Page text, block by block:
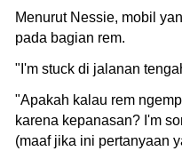
Menurut Nessie, mobil
pada bagian rem.
"I'm stuck di jalanan
"Apakah kalau rem
karena kepanasan? I'm
(maaf jika ini pertanyaan